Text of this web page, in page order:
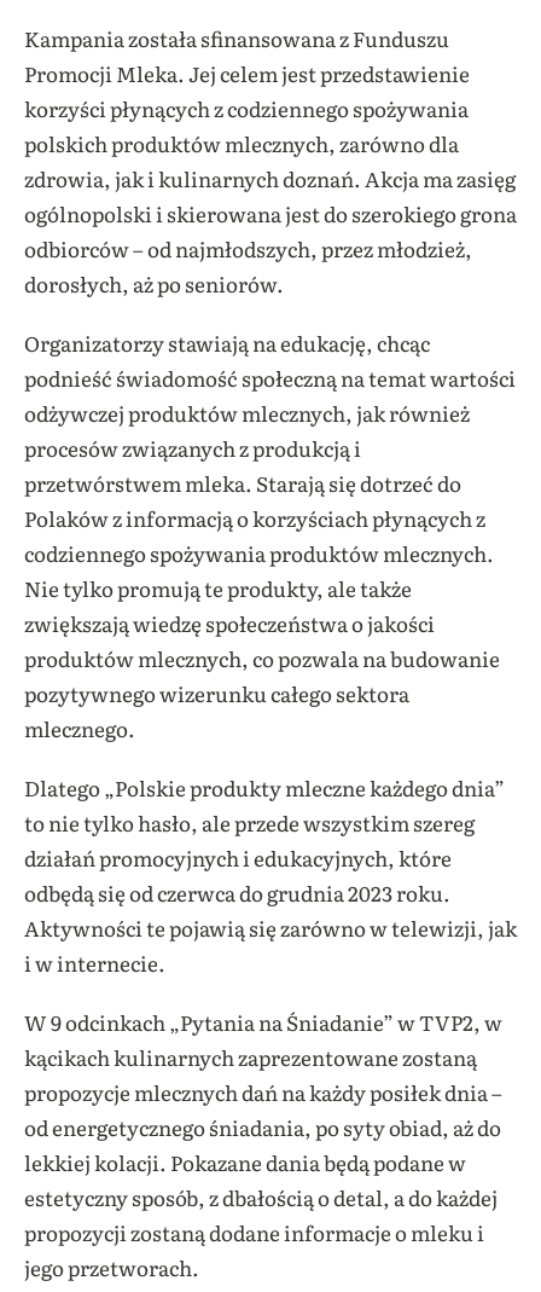
Kampania została sfinansowana z Funduszu
Promocji Mleka. Jej celem jest przedstawienie
korzyści płynących z codziennego spożywania
polskich produktów mlecznych, zarówno dla
zdrowia, jak i kulinarnych doznań. Akcja ma zasięg
ogólnopolski i skierowana jest do szerokiego grona
odbiorców – od najmłodszych, przez młodzież,
dorosłych, aż po seniorów.
Organizatorzy stawiają na edukację, chcąc
podnieść świadomość społeczną na temat wartości
odżywczej produktów mlecznych, jak również
procesów związanych z produkcją i
przetwórstwem mleka. Starają się dotrzeć do
Polaków z informacją o korzyściach płynących z
codziennego spożywania produktów mlecznych.
Nie tylko promują te produkty, ale także
zwiększają wiedzę społeczeństwa o jakości
produktów mlecznych, co pozwala na budowanie
pozytywnego wizerunku całego sektora
mlecznego.
Dlatego „Polskie produkty mleczne każdego dnia”
to nie tylko hasło, ale przede wszystkim szereg
działań promocyjnych i edukacyjnych, które
odbędą się od czerwca do grudnia 2023 roku.
Aktywności te pojawią się zarówno w telewizji, jak
i w internecie.
W 9 odcinkach „Pytania na Śniadanie” w TVP2, w
kącikach kulinarnych zaprezentowane zostaną
propozycje mlecznych dań na każdy posiłek dnia –
od energetycznego śniadania, po syty obiad, aż do
lekkiej kolacji. Pokazane dania będą podane w
estetyczny sposób, z dbałością o detal, a do każdej
propozycji zostaną dodane informacje o mleku i
jego przetworach.